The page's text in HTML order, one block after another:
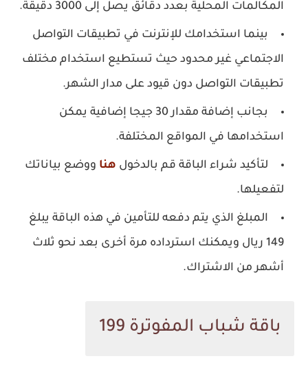
المكالمات المحلية بعدد دقائق يصل إلى 3000 دقيقة.
بينما استخدامك للإنترنت في تطبيقات التواصل
الاجتماعي غير محدود حيث تستطيع استخدام مختلف
تطبيقات التواصل دون قيود على مدار الشهر.
بجانب إضافة مقدار 30 جيجا إضافية يمكن
استخدامها في المواقع المختلفة.
لتأكيد شراء الباقة قم بالدخول هنا ووضع بياناتك
لتفعيلها.
المبلغ الذي يتم دفعه للتأمين في هذه الباقة يبلغ
149 ريال ويمكنك استرداده مرة أخرى بعد نحو ثلاث
أشهر من الاشتراك.
باقة شباب المفوترة 199